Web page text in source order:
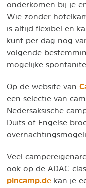
onderkomen bij je
Wie zonder
is altijd flexibel en
kunt per dag nog
volgende
mogelijke
Op de website van
een selectie van
Nedersaksische
Duits of Engelse
Veel
ook op de ADAC-
pincamp.de kan je